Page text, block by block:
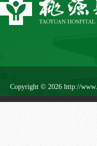
Copyright © 2026 http://